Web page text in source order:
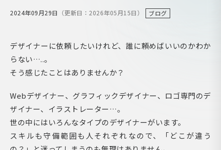
2024年09月29日 （更新日：2026年05月15日） ブログ
デザイナーに依頼したいけれど、誰に頼めばいいのかわか
らない…..。
そう感じたことはありませんか？
Webデザイナー、グラフィックデザイナー、ロゴ専門のデ
ザイナー、イラストレーター…。
世の中にはいろんなタイプのデザイナーがいます。
スキルも守備範囲も人それぞれなので、「どこが違う